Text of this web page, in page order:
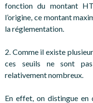
fonction du montant
l’origine, ce montant
la réglementation.
2. Comme il existe
ces seuils ne sont
relativement nombreux.
En effet, on distingue en